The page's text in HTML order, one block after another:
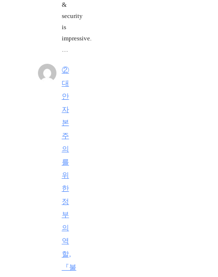
&
security
is
impressive.
②
대
안
자
본
주
의
를
위
한
정
부
의
역
할,
『불